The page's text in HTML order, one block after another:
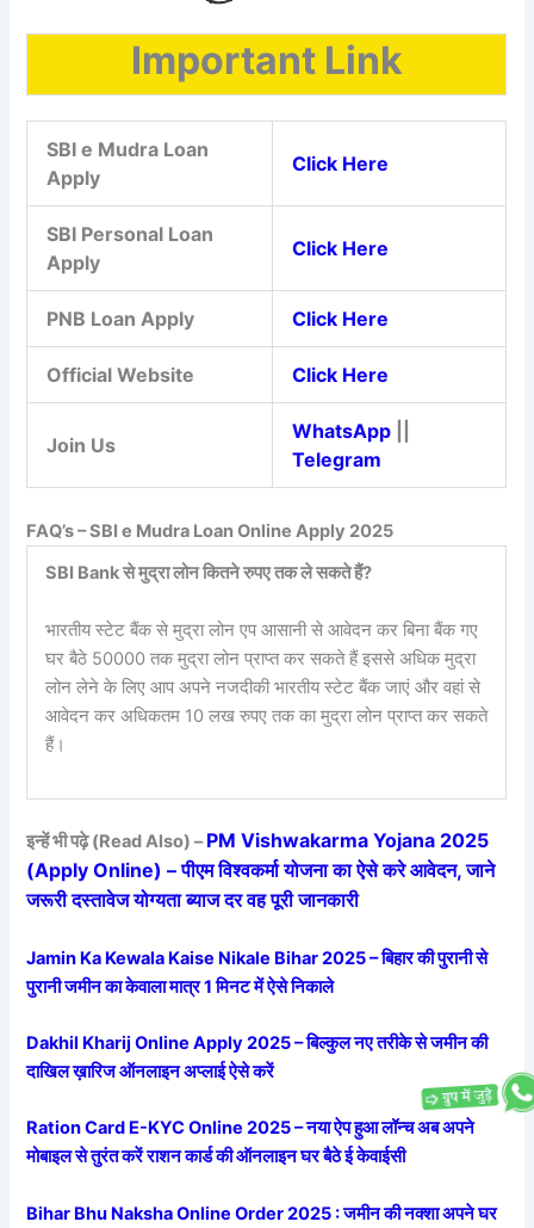
Important Link
SBI e Mudra Loan
Apply
Click Here
SBI Personal Loan
Apply
Click Here
PNB Loan Apply Click Here
Official Website Click Here
Join Us
WhatsApp
Telegram
FAQ’s – SBI e Mudra Loan Online Apply 2025
SBI Bank से मुद्रा लोन कितने रुपए तक ले सकते हैं?
भारतीय स्टेट बैंक से मुद्रा लोन एप आसानी से आवेदन कर बिना बैंक गए
घर बैठे 50000 तक मुद्रा लोन प्राप्त कर सकते हैं इससे अधिक मुद्रा
लोन लेने के लिए आप अपने नजदीकी भारतीय स्टेट बैंक जाएं और वहां से
आवेदन कर अधिकतम 10 लख रुपए तक का मुद्रा लोन प्राप्त कर सकते
हैं।
इन्हें भी पढ़े (Read Also) –PM Vishwakarma Yojana 2025
(Apply Online) – पीएम विश्वकर्मा योजना का ऐसे करे आवेदन, जाने
जरूरी दस्तावेज योग्यता ब्याज दर वह पूरी जानकारी
Jamin Ka Kewala Kaise Nikale Bihar 2025 – बिहार की पुरानी से
पुरानी जमीन का केवाला मात्र 1 मिनट में ऐसे निकाले
Dakhil Kharij Online Apply 2025 – बिल्कुल नए तरीके से जमीन की
दाखिल ख़ारिज ऑनलाइन अप्लाई ऐसे करें
Ration Card E-KYC Online 2025 – नया ऐप हुआ लॉन्च अब अपने
मोबाइल से तुरंत करें राशन कार्ड की ऑनलाइन घर बैठे ई केवाईसी
Bihar Bhu Naksha Online Order 2025 : जमीन की नक्शा अपने घर